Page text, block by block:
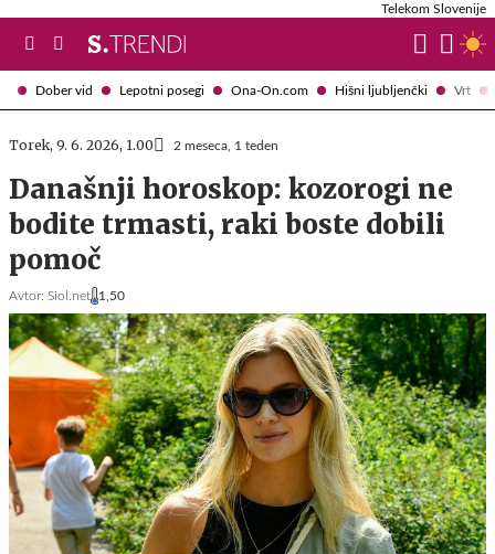
Dober vid Lepotni posegi Ona-On.com Hišni ljubljenčki Vrt
Telekom Slovenije
Torek, 9. 6. 2026, 1.00 2 meseca, 1 teden
Današnji horoskop: kozorogi ne
bodite trmasti, raki boste dobili
pomoč
Avtor: Siol.net 1,50